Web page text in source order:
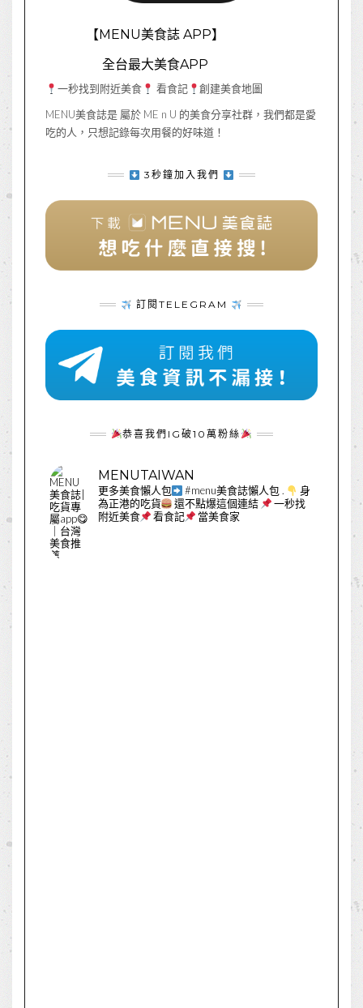
【MENU美食誌 APP】
全台最大美食APP
一秒找到附近美食 看食記
創建美食地圖
MENU美食誌是 屬於 ME n U 的美食分享社群，我們都是愛
吃的人，只想記錄每次用餐的好味道！
3秒鐘加入我們
訂閱TELEGRAM
恭喜我們IG破10萬粉絲
MENUTAIWAN
更多美食懶人包 #menu美食誌懶人包.
身
為正港的吃貨
還不點爆這個連結
一秒找
附近美食
看食記 當美食家